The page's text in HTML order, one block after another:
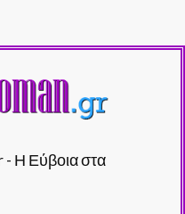
Η Εύβοια στα